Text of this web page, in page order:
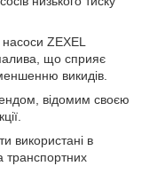
ZEXEL
що сприяє
викидів.
відомим своєю
використані в
транспортних